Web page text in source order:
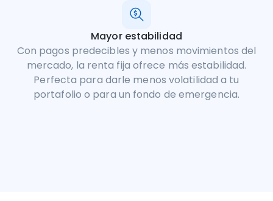
Mayor estabilidad
Con pagos predecibles y menos movimientos del
mercado, la renta fija ofrece más estabilidad.
Perfecta para darle menos volatilidad a tu
portafolio o para un fondo de emergencia.